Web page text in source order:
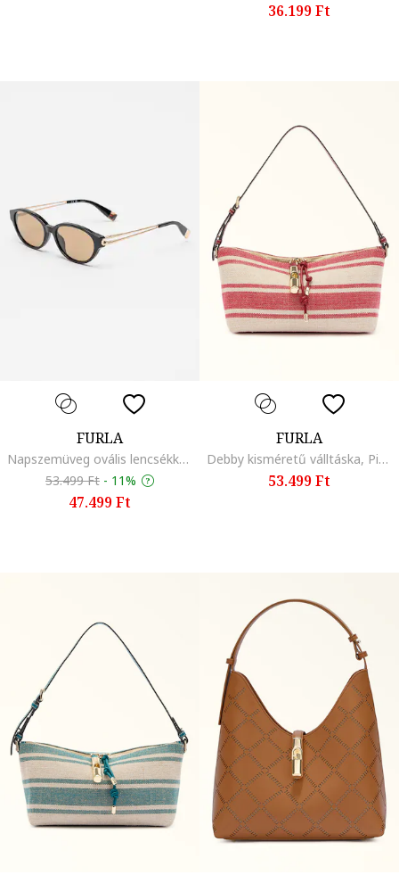
36.199 Ft
FURLA
Napszemüveg ovális lencsékkel, Koptatott fekete
53.499 Ft - 11%
47.499 Ft
FURLA
Debby kisméretű válltáska, Piros/Bézs
53.499 Ft